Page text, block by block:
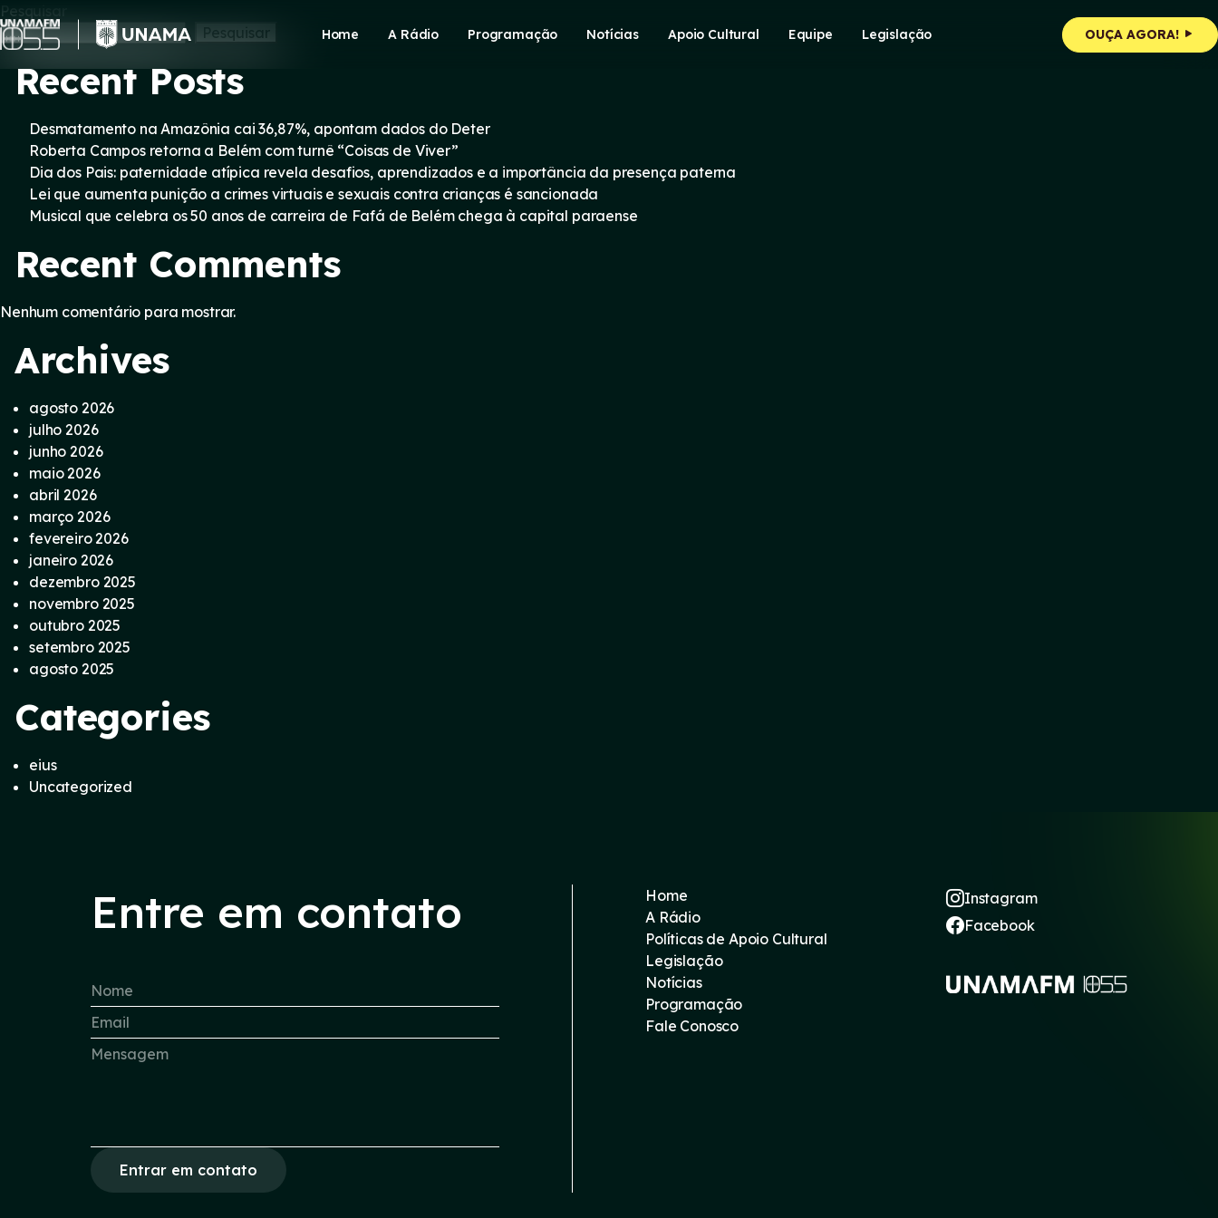
Skip
to
content
Home A Rádio Programação Notícias Apoio Cultural Equipe Legislação OUÇA AGORA!
Pesquisar
Pesquisar
Recent Posts
Desmatamento na Amazônia cai 36,87%, apontam dados do Deter
Roberta Campos retorna a Belém com turnê “Coisas de Viver”
Dia dos Pais: paternidade atípica revela desafios, aprendizados e a importância da presença paterna
Lei que aumenta punição a crimes virtuais e sexuais contra crianças é sancionada
Musical que celebra os 50 anos de carreira de Fafá de Belém chega à capital paraense
Recent Comments
Nenhum comentário para mostrar.
Archives
agosto 2026
julho 2026
junho 2026
maio 2026
abril 2026
março 2026
fevereiro 2026
janeiro 2026
dezembro 2025
novembro 2025
outubro 2025
setembro 2025
agosto 2025
Categories
eius
Uncategorized
Entre em contato
Entrar em contato
Home
A Rádio
Políticas de Apoio Cultural
Legislação
Notícias
Programação
Fale Conosco
Instagram
Facebook